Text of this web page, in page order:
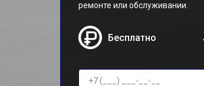
ремонте или обслуживании.
Бесплатно